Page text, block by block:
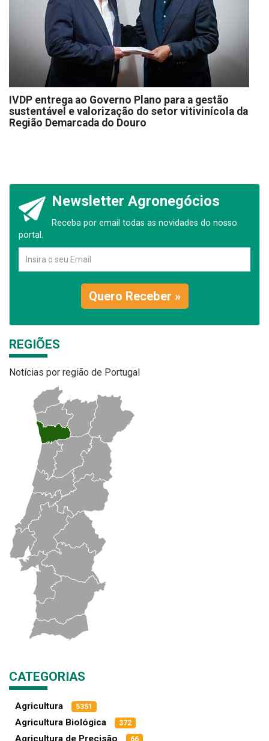
IVDP entrega ao Governo Plano para a gestão
sustentável e valorização do setor vitivinícola da
Região Demarcada do Douro
Newsletter Agronegócios
Receba por email todas as novidades do nosso
portal.
Quero Receber »
REGIÕES
Notícias por região de Portugal
CATEGORIAS
Agricultura 5351
Agricultura Biológica 372
Agricultura de Precisão